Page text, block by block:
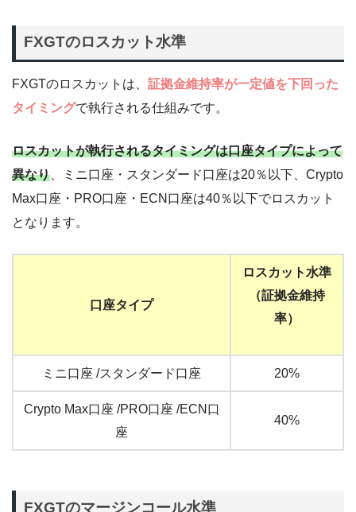
FXGTのロスカット水準
FXGTのロスカットは、 証拠金維持率が一定値を下回った
タイミングで執行される仕組みです。
ロスカットが執行されるタイミングは口座タイプによって
異なり 、ミニ口座・スタンダード口座は20％以下、Crypto
Max口座・PRO口座・ECN口座は40％以下でロスカット
となります。
口座タイプ
ロスカット水準
（証拠金維持
率）
ミニ口座 /スタンダード口座 20%
Crypto Max口座 /PRO口座 /ECN口
座
40%
FXGTのマージンコール水準